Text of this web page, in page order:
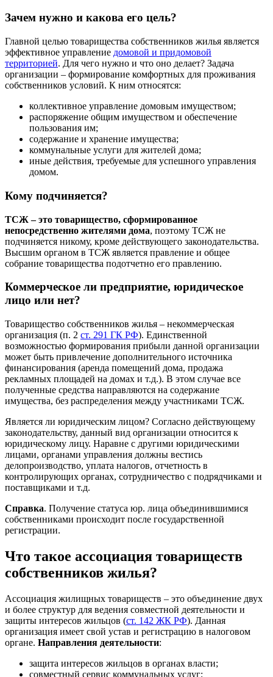
Зачем нужно и какова его цель?
Главной целью товарищества собственников жилья является
эффективное управление домовой и придомовой
территорией. Для чего нужно и что оно делает? Задача
организации – формирование комфортных для проживания
собственников условий. К ним относятся:
коллективное управление домовым имуществом;
распоряжение общим имуществом и обеспечение
пользования им;
содержание и хранение имущества;
коммунальные услуги для жителей дома;
иные действия, требуемые для успешного управления
домом.
Кому подчиняется?
ТСЖ – это товарищество, сформированное
непосредственно жителями дома, поэтому ТСЖ не
подчиняется никому, кроме действующего законодательства.
Высшим органом в ТСЖ является правление и общее
собрание товарищества подотчетно его правлению.
Коммерческое ли предприятие, юридическое
лицо или нет?
Товарищество собственников жилья – некоммерческая
организация (п. 2 ст. 291 ГК РФ). Единственной
возможностью формирования прибыли данной организации
может быть привлечение дополнительного источника
финансирования (аренда помещений дома, продажа
рекламных площадей на домах и т.д.). В этом случае все
полученные средства направляются на содержание
имущества, без распределения между участниками ТСЖ.
Является ли юридическим лицом? Согласно действующему
законодательству, данный вид организации относится к
юридическому лицу. Наравне с другими юридическими
лицами, органами управления должны вестись
делопроизводство, уплата налогов, отчетность в
контролирующих органах, сотрудничество с подрядчиками и
поставщиками и т.д.
Справка. Получение статуса юр. лица объединившимися
собственниками происходит после государственной
регистрации.
Что такое ассоциация товариществ
собственников жилья?
Ассоциация жилищных товариществ – это объединение двух
и более структур для ведения совместной деятельности и
защиты интересов жильцов (ст. 142 ЖК РФ). Данная
организация имеет свой устав и регистрацию в налоговом
органе. Направления деятельности:
защита интересов жильцов в органах власти;
совместный сервис коммунальных услуг;